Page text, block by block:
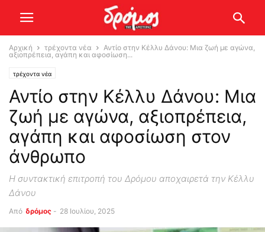
Αρχική τρέχοντα νέα
Αντίο στην Κέλλυ Δάνου: Μια ζωή με αγώνα,
αξιοπρέπεια, αγάπη και αφοσίωση...
τρέχοντα νέα
Αντίο στην Κέλλυ Δάνου: Μια
ζωή με αγώνα, αξιοπρέπεια,
αγάπη και αφοσίωση στον
άνθρωπο
Η συντακτική επιτροπή του Δρόμου αποχαιρετά την Κέλλυ
Δάνου
Από δρόμος - 28 Ιουλίου, 2025